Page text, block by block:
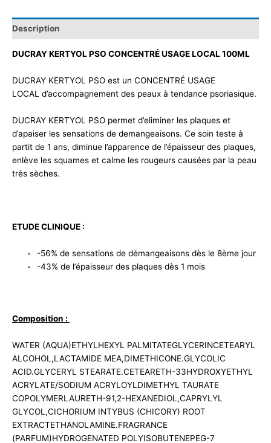
Description
DUCRAY KERTYOL PSO CONCENTRÉ USAGE LOCAL 100ML
DUCRAY KERTYOL PSO est un CONCENTRÉ USAGE
LOCAL d’accompagnement des peaux à tendance psoriasique.
DUCRAY KERTYOL PSO permet d’eliminer les plaques et
d’apaiser les sensations de demangeaisons. Ce soin teste à
partit de 1 ans, diminue l’apparence de l’épaisseur des plaques,
enlève les squames et calme les rougeurs causées par la peau
très sèches.
ETUDE CLINIQUE :
-56% de sensations de démangeaisons dès le 8ème jour
-43% de l’épaisseur des plaques dès 1 mois
Composition :
WATER (AQUA)ETHYLHEXYL PALMITATEGLYCERINCETEARYL
ALCOHOL,LACTAMIDE MEA,DIMETHICONE.GLYCOLIC
ACID.GLYCERYL STEARATE.CETEARETH-33HYDROXYETHYL
ACRYLATE/SODIUM ACRYLOYLDIMETHYL TAURATE
COPOLYMERLAURETH-91,2-HEXANEDIOL,CAPRYLYL
GLYCOL,CICHORIUM INTYBUS (CHICORY) ROOT
EXTRACTETHANOLAMINE.FRAGRANCE
(PARFUM)HYDROGENATED POLYISOBUTENEPEG-7